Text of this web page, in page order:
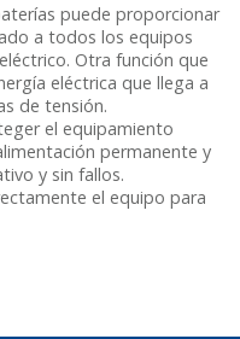
puede proporcionar
a todos los equipos
Otra función que
eléctrica que llega a
de tensión.
el equipamiento
permanente y
y sin fallos.
el equipo para